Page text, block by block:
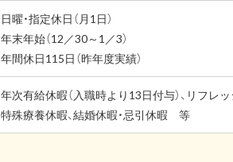
日曜・指定休日（月1日）
年末年始（12／30～1／3）
年間休日115日（昨年度実績）
年次有給休暇（入職時より13日付与）、リフレッ
特殊療養休暇、結婚休暇・忌引休暇 等